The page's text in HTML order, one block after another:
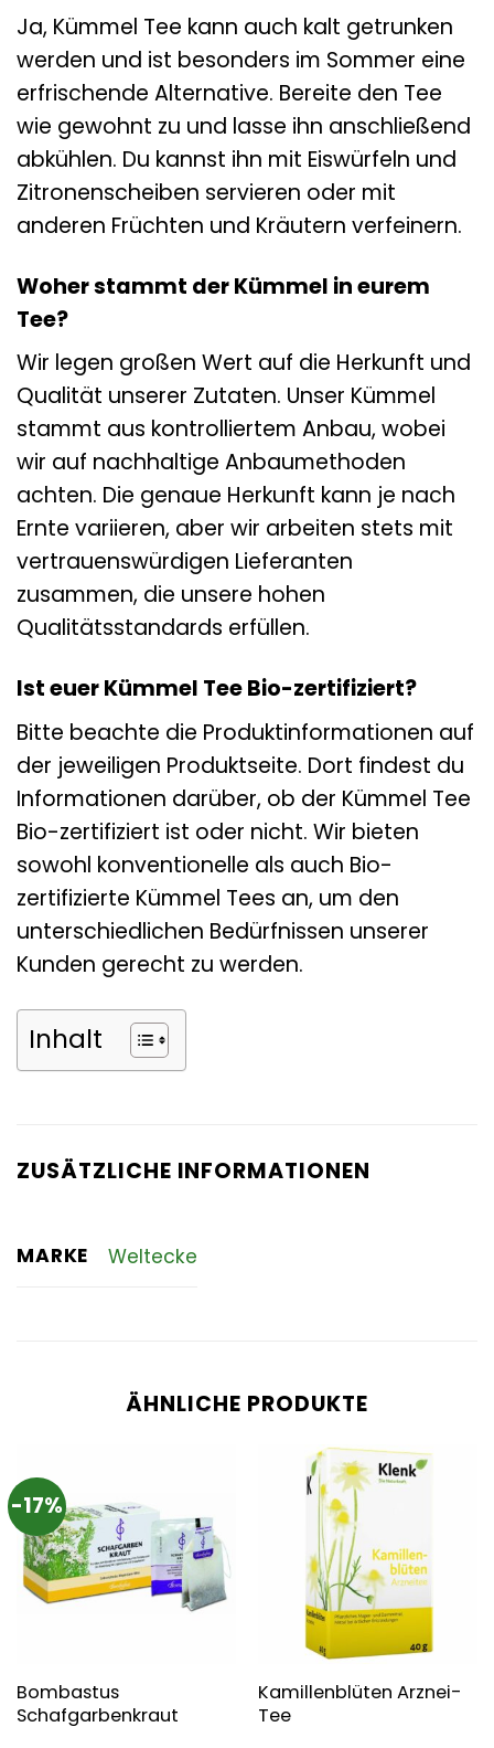
Ja, Kümmel Tee kann auch kalt getrunken
werden und ist besonders im Sommer eine
erfrischende Alternative. Bereite den Tee
wie gewohnt zu und lasse ihn anschließend
abkühlen. Du kannst ihn mit Eiswürfeln und
Zitronenscheiben servieren oder mit
anderen Früchten und Kräutern verfeinern.
Woher stammt der Kümmel in eurem
Tee?
Wir legen großen Wert auf die Herkunft und
Qualität unserer Zutaten. Unser Kümmel
stammt aus kontrolliertem Anbau, wobei
wir auf nachhaltige Anbaumethoden
achten. Die genaue Herkunft kann je nach
Ernte variieren, aber wir arbeiten stets mit
vertrauenswürdigen Lieferanten
zusammen, die unsere hohen
Qualitätsstandards erfüllen.
Ist euer Kümmel Tee Bio-zertifiziert?
Bitte beachte die Produktinformationen auf
der jeweiligen Produktseite. Dort findest du
Informationen darüber, ob der Kümmel Tee
Bio-zertifiziert ist oder nicht. Wir bieten
sowohl konventionelle als auch Bio-
zertifizierte Kümmel Tees an, um den
unterschiedlichen Bedürfnissen unserer
Kunden gerecht zu werden.
Inhalt
ZUSÄTZLICHE INFORMATIONEN
MARKE Weltecke
ÄHNLICHE PRODUKTE
-17%
Bombastus
Schafgarbenkraut
Kamillenblüten Arznei-
Tee